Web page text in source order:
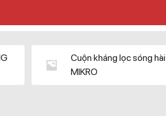
Cuộn kháng lọc sóng hài
MIKRO